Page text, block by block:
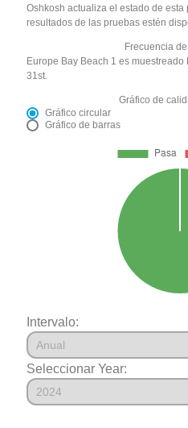
Oshkosh actualiza el estado de
resultados de las pruebas estén
Frecuencia
Europe Bay Beach 1 es
31st.
Gráfico de
Gráfico circular
Gráfico de barras
Intervalo:
Seleccionar Year: